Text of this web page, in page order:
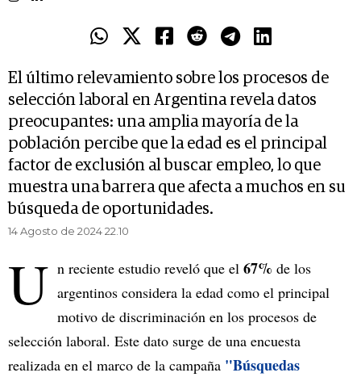
El último relevamiento sobre los procesos de
selección laboral en Argentina revela datos
preocupantes: una amplia mayoría de la
población percibe que la edad es el principal
factor de exclusión al buscar empleo, lo que
muestra una barrera que afecta a muchos en su
búsqueda de oportunidades.
14 Agosto de 2024 22.10
U n reciente estudio reveló que el 67% de los
argentinos considera la edad como el principal
motivo de discriminación en los procesos de
selección laboral. Este dato surge de una encuesta
realizada en el marco de la campaña "Búsquedas